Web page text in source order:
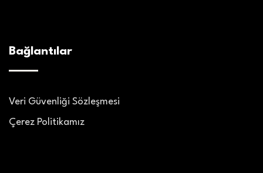
Bağlantılar
Veri Güvenliği Sözleşmesi
Çerez Politikamız